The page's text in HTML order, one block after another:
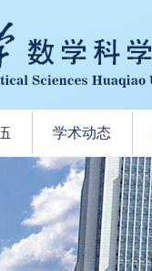
学术动态